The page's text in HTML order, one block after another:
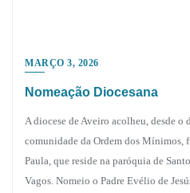
MARÇO 3, 2026
Nomeação Diocesana
A diocese de Aveiro acolheu, desde o
comunidade da Ordem dos Mínimos,
Paula, que reside na paróquia de
Vagos. Nomeio o Padre Evélio de